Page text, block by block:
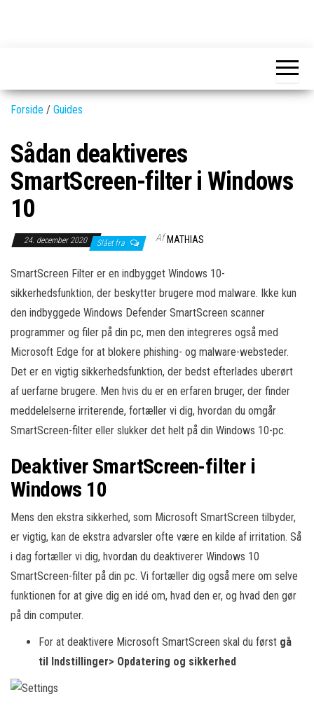
nyeste
Forside / Guides
Sådan deaktiveres
SmartScreen-filter i Windows
10
24. december 2020 Slået fra Af MATHIAS
SmartScreen Filter er en indbygget Windows 10-
sikkerhedsfunktion, der beskytter brugere mod malware. Ikke kun
den indbyggede Windows Defender SmartScreen scanner
programmer og filer på din pc, men den integreres også med
Microsoft Edge for at blokere phishing- og malware-websteder.
Det er en vigtig sikkerhedsfunktion, der bedst efterlades uberørt
af uerfarne brugere. Men hvis du er en erfaren bruger, der finder
meddelelserne irriterende, fortæller vi dig, hvordan du omgår
SmartScreen-filter eller slukker det helt på din Windows 10-pc.
Deaktiver SmartScreen-filter i
Windows 10
Mens den ekstra sikkerhed, som Microsoft SmartScreen tilbyder,
er vigtig, kan de ekstra advarsler ofte være en kilde af irritation. Så
i dag fortæller vi dig, hvordan du deaktiverer Windows 10
SmartScreen-filter på din pc. Vi fortæller dig også mere om selve
funktionen for at give dig en idé om, hvad den er, og hvad den gør
på din computer.
For at deaktivere Microsoft SmartScreen skal du først gå
til Indstillinger> Opdatering og sikkerhed